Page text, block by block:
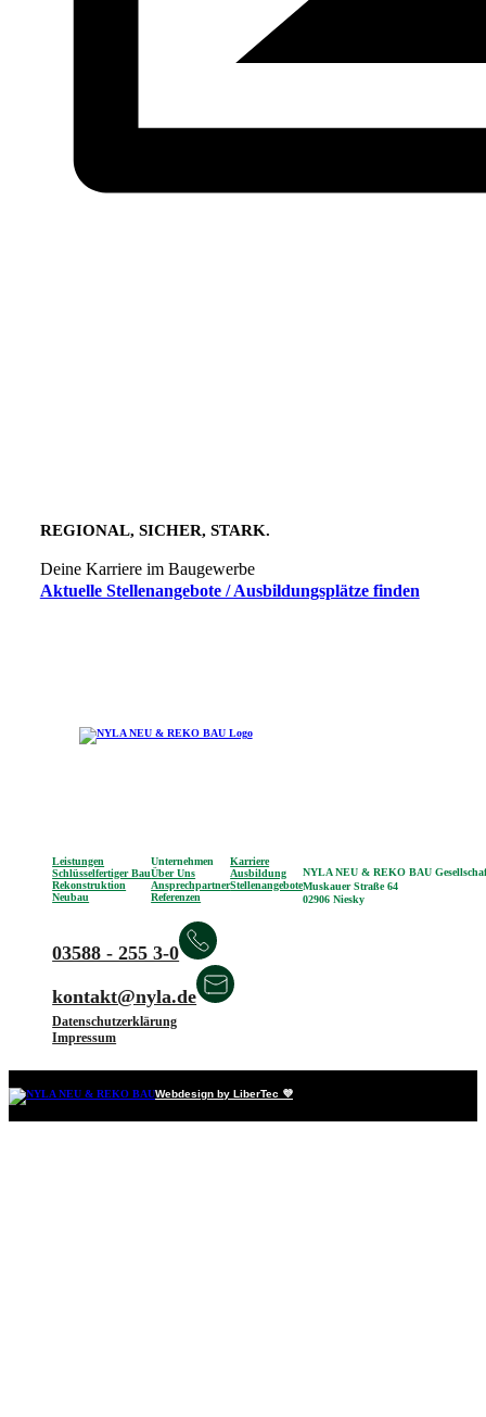
REGIONAL, SICHER, STARK.
Deine Karriere im Baugewerbe
Aktuelle Stellenangebote / Ausbildungsplätze finden
Leistungen
Schlüsselfertiger Bau
Rekonstruktion
Neubau
Unternehmen
Über Uns
Ansprechpartner
Referenzen
Karriere
Ausbildung
Stellenangebote
NYLA NEU & REKO BAU
Muskauer Straße 64
02906 Niesky
Datenschutzerklärung
Impressum
03588 - 255 3-0
kontakt@nyla.de
Webdesign by LiberTec 💜